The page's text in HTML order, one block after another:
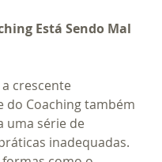
Está Sendo Mal
crescente
do Coaching também
uma série de
inadequadas.